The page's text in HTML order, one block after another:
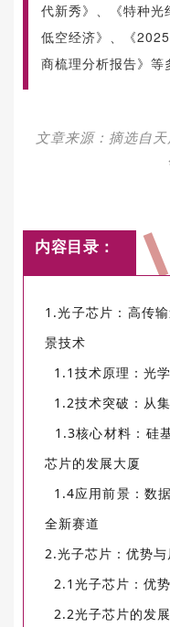
代新秀》、《特种光
低空经济》、《
商梳理分析报告》等
文章来源：摘选自
内容目录：
1.光子芯片：高传
景技术
1.1技术原理：光
1.2技术突破：从
1.3核心材料：硅
芯片的发展大厦
1.4应用前景：数
全新赛道
2.光子芯片：优势
2.1光子芯片：优
2.2光子芯片的发